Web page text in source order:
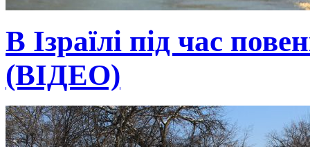
В Ізраїлі під час
(ВІДЕО)